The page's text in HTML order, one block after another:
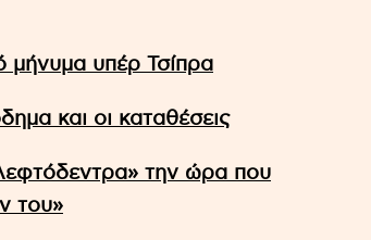
υπέρ Τσίπρα
και οι καταθέσεις
την ώρα που
του»